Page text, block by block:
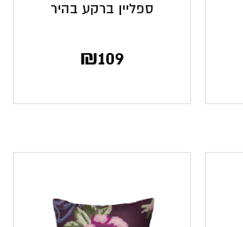
ספליין ברקע בהיר
₪109